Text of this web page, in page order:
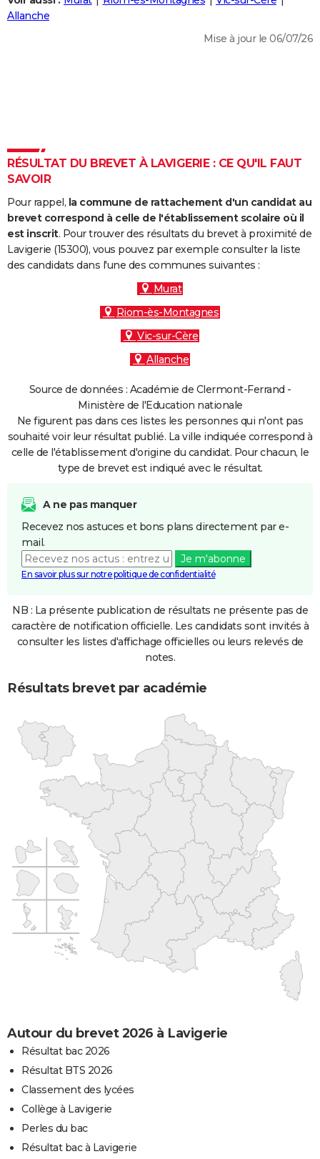
Destinations
City break
Voyage nature
Voyage de noces
Forum
Climat
+
PHOTO
Dictionnaire
Biographies
Citations
Expressions
Proverbes
PROGRAMME TV
S'inscrire
Se connecter
Lycées
Collèges
Primaires
Universités
Entreprises
Service militaire
Avis de recherche
AVIS DE DÉCÈS
FORUM
Allanche
Mise à jour le 06/07/26
RÉSULTAT DU BREVET À LAVIGERIE : CE QU'IL FAUT
SAVOIR
Pour rappel, la commune de rattachement d'un candidat au
brevet correspond à celle de l'établissement scolaire où il
est inscrit. Pour trouver des résultats du brevet à proximité de
Lavigerie (15300), vous pouvez par exemple consulter la liste
des candidats dans l'une des communes suivantes :
Murat
Riom-ès-Montagnes
Vic-sur-Cère
Allanche
Source de données : Académie de Clermont-Ferrand -
Ministère de l'Education nationale
Ne figurent pas dans ces listes les personnes qui n'ont pas
souhaité voir leur résultat publié. La ville indiquée correspond à
celle de l'établissement d'origine du candidat. Pour chacun, le
type de brevet est indiqué avec le résultat.
A ne pas manquer
Recevez nos astuces et bons plans directement par e-
mail.
Je m'abonne
En savoir plus sur notre politique de confidentialité
NB : La présente publication de résultats ne présente pas de
caractère de notification officielle. Les candidats sont invités à
consulter les listes d'affichage officielles ou leurs relevés de
notes.
Résultats brevet par académie
Autour du brevet 2026 à Lavigerie
Résultat bac 2026
Résultat BTS 2026
Classement des lycées
Collège à Lavigerie
Perles du bac
Résultat bac à Lavigerie